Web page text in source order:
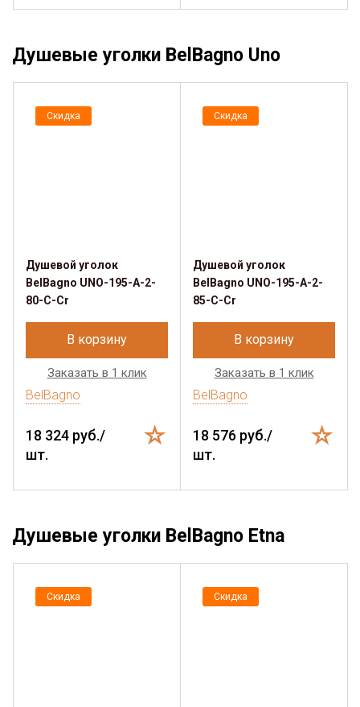
Душевые уголки BelBagno Uno
Скидка
Душевой уголок
BelBagno UNO-195-A-2-
80-C-Cr
В корзину
Заказать в 1 клик
BelBagno
18 324 руб./
шт.
Скидка
Душевой уголок
BelBagno UNO-195-A-2-
85-C-Cr
В корзину
Заказать в 1 клик
BelBagno
18 576 руб./
шт.
Душевые уголки BelBagno Etna
Скидка Скидка